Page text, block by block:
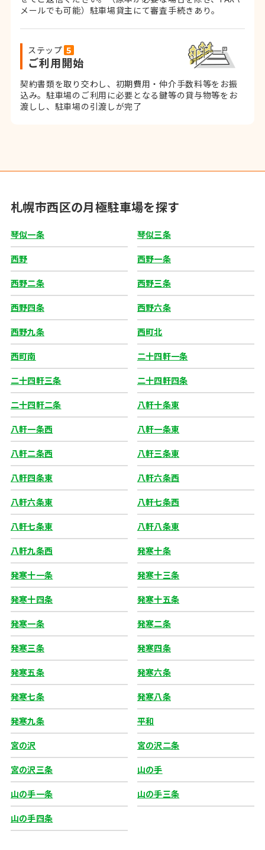
メールでも可能） 駐車場貸主にて審査手続きあり。
ステップ
ご利用開始
契約書類を取り交わし、初期費用・仲介手数料等をお振
込み。駐車場のご利用に必要となる鍵等の貸与物等をお
渡しし、駐車場の引渡しが完了
札幌市西区の月極駐車場を探す
琴似一条 琴似三条
西野 西野一条
西野二条 西野三条
西野四条 西野六条
西野九条 西町北
西町南 二十四軒一条
二十四軒三条 二十四軒四条
二十四軒二条 八軒十条東
八軒一条西 八軒一条東
八軒二条西 八軒三条東
八軒四条東 八軒六条西
八軒六条東 八軒七条西
八軒七条東 八軒八条東
八軒九条西 発寒十条
発寒十一条 発寒十三条
発寒十四条 発寒十五条
発寒一条 発寒二条
発寒三条 発寒四条
発寒五条 発寒六条
発寒七条 発寒八条
発寒九条 平和
宮の沢 宮の沢二条
宮の沢三条 山の手
山の手一条 山の手三条
山の手四条